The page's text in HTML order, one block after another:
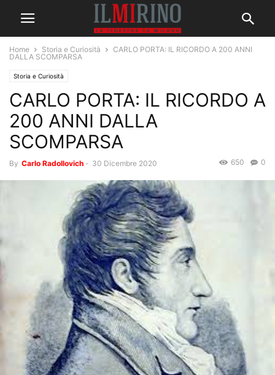
Home Storia e Curiosità
CARLO PORTA: IL RICORDO A 200 ANNI
DALLA SCOMPARSA
Storia e Curiosità
CARLO PORTA: IL RICORDO A
200 ANNI DALLA
SCOMPARSA
By Carlo Radollovich - 30 Dicembre 2020 0
650